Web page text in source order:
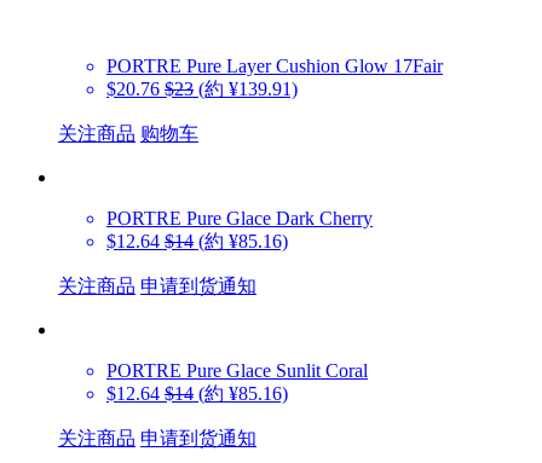
PORTRE Pure Layer Cushion Glow 17Fair
$20.76 $23 (約 ¥139.91)
关注商品 购物车
PORTRE Pure Glace Dark Cherry
$12.64 $14 (約 ¥85.16)
关注商品 申请到货通知
PORTRE Pure Glace Sunlit Coral
$12.64 $14 (約 ¥85.16)
关注商品 申请到货通知